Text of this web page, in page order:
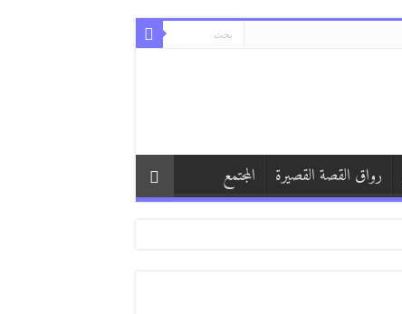
رواق القصة القصيرة المجتمع